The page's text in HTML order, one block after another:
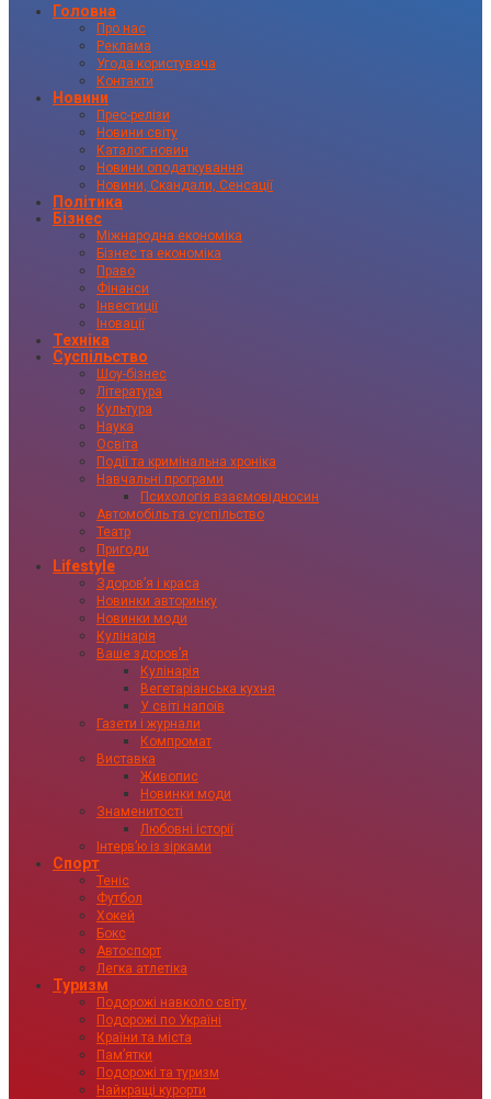
Головна
Про нас
Реклама
Угода користувача
Контакти
Новини
Прес-релізи
Новини світу
Каталог новин
Новини оподаткування
Новини, Скандали, Сенсації
Політика
Бізнес
Міжнародна економіка
Бізнес та економіка
Право
Фінанси
Інвестиції
Іновації
Техніка
Суспільство
Шоу-бізнес
Література
Культура
Наука
Освіта
Події та кримінальна хроніка
Навчальні програми
Психологія взаємовідносин
Автомобіль та суспільство
Театр
Пригоди
Lifestyle
Здоровʼя і краса
Новинки авторинку
Новинки моди
Кулінарія
Ваше здоровʼя
Кулінарія
Вегетаріанська кухня
У світі напоїв
Газети і журнали
Компромат
Виставка
Живопис
Новинки моди
Знаменитості
Любовні історії
Інтервʼю із зірками
Спорт
Теніс
Футбол
Хокей
Бокс
Автоспорт
Легка атлетіка
Туризм
Подорожі навколо світу
Подорожі по Україні
Країни та міста
Пам’ятки
Подорожі та туризм
Найкращі курорти